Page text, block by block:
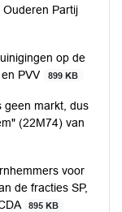
Partij
op de
PVV
899 KB
geen markt, dus
(22M74) van
voor
de fracties SP,
895 KB